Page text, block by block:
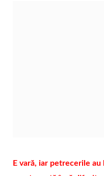
E vară, iar petrecerile